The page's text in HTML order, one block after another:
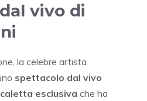
vivo di
la celebre artista
spettacolo dal vivo
esclusiva che ha